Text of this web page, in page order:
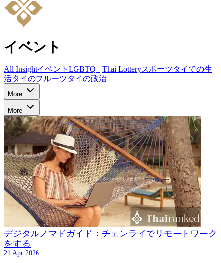
イベント
All Insightイベント LGBTQ+ Thai Lotteryスポーツタイでの生
活タイのフルーツタイの政治
More
More
デジタルノマドガイド：チェンライでリモートワーク
をする
21 Apr 2026